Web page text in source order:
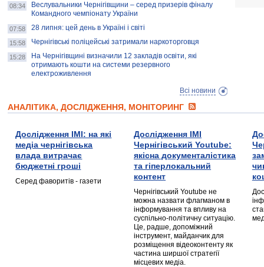
08:34
Веслувальники Чернігівщини – серед призерів фіналу
Командного чемпіонату України
07:58 28 липня: цей день в Україні і світі
15:58 Чернігівські поліцейські затримали наркоторговця
15:28
На Чернігівщині визначили 12 закладів освіти, які
отримають кошти на системи резервного
електроживлення
Всі новини
АНАЛІТИКА, ДОСЛІДЖЕННЯ, МОНІТОРИНГ
Дослідження ІМІ: на які
медіа чернігівська
влада витрачає
бюджетні гроші
Серед фаворитів - газети
Дослідження ІМІ
Чернігівський Youtube:
якісна документалістика
та гіперлокальний
контент
Чернігівський Youtube не
можна назвати флагманом в
інформування та впливу на
суспільно-політичну ситуацію.
Це, радше, допоміжний
інструмент, майданчик для
розміщення відеоконтенту як
частина ширшої стратегії
місцевих медіа.